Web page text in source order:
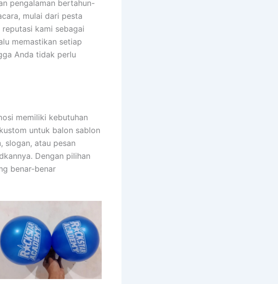
pengalaman bertahun-
mulai dari pesta
kami sebagai
memastikan setiap
Anda tidak perlu
memiliki kebutuhan
untuk balon sablon
slogan, atau pesan
Dengan pilihan
benar-benar